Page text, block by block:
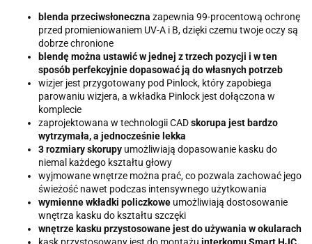
blenda przeciwsłoneczna zapewnia 99-procentową ochronę
przed promieniowaniem UV-A i B, dzięki czemu twoje oczy są
dobrze chronione
blendę można ustawić w jednej z trzech pozycji i w ten
sposób perfekcyjnie dopasować ją do własnych potrzeb
wizjer jest przygotowany pod Pinlock, który zapobiega
parowaniu wizjera, a wkładka Pinlock jest dołączona w
komplecie
zaprojektowana w technologii CADskorupa jest bardzo
wytrzymała, a jednocześnie lekka
3 rozmiary skorupy umożliwiają dopasowanie kasku do
niemal każdego kształtu głowy
wyjmowane wnętrze można prać, co pozwala zachować jego
świeżość nawet podczas intensywnego użytkowania
wymienne wkładki policzkowe umożliwiają dostosowanie
wnętrza kasku do kształtu szczęki
wnętrze kasku przystosowane jest do używania w okularach